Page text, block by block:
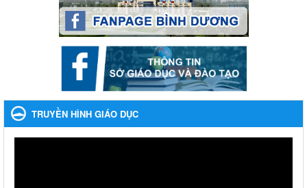
Ngày ban hành: 22/11/2023
Nhắc nhỡ thực hiện thanh toán không dùng tiền mặt các
khoản thu trong nhà trường năm học 2023-2024 và các năm
Nhắc nhỡ thực hiện thanh toán không dùng tiền mặt các khoản
thu trong nhà trường năm học 2023-2024 và các năm tiếp theo
Ngày ban hành: 27/09/2023
TRUYỀN HÌNH GIÁO DỤC